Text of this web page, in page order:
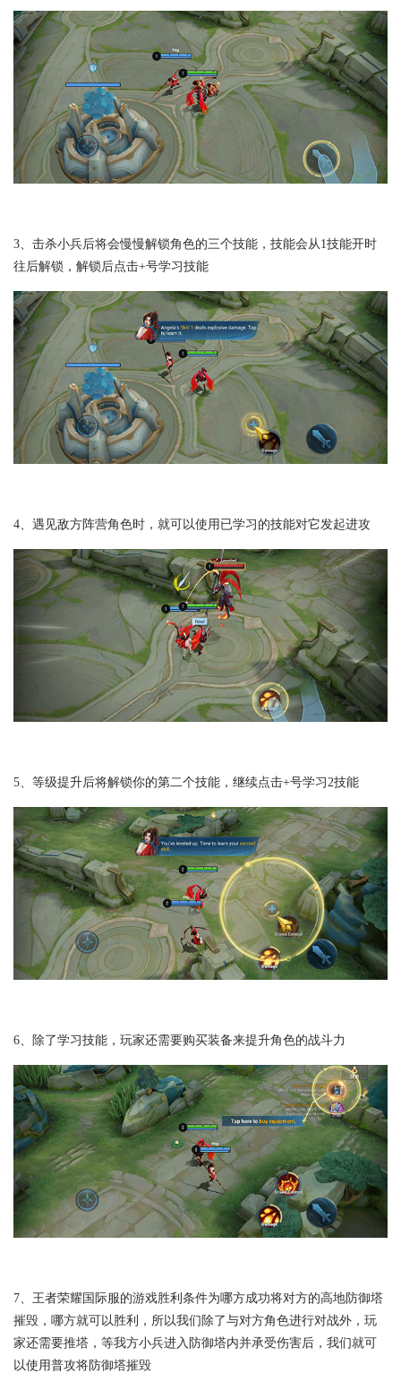
3、击杀小兵后将会慢慢解锁角色的三个技能，技能会从1技能开时
往后解锁，解锁后点击+号学习技能
4、遇见敌方阵营角色时，就可以使用已学习的技能对它发起进攻
5、等级提升后将解锁你的第二个技能，继续点击+号学习2技能
6、除了学习技能，玩家还需要购买装备来提升角色的战斗力
7、王者荣耀国际服的游戏胜利条件为哪方成功将对方的高地防御塔
摧毁，哪方就可以胜利，所以我们除了与对方角色进行对战外，玩
家还需要推塔，等我方小兵进入防御塔内并承受伤害后，我们就可
以使用普攻将防御塔摧毁